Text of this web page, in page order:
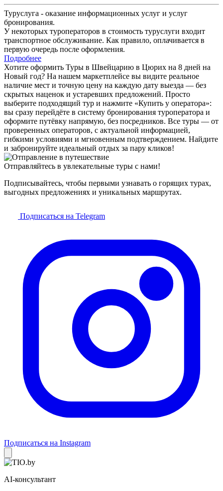
Туруслуга - оказание информационных услуг и услуг
бронирования.
У некоторых туроператоров в стоимость туруслуги входит
транспортное обслуживание. Как правило, оплачивается в
первую очередь после оформления.
Подробнее
Хотите оформить Туры в Швейцарию в Цюрих на 8 дней на
Новый год? На нашем маркетплейсе вы видите реальное
наличие мест и точную цену на каждую дату выезда — без
скрытых наценок и устаревших предложений. Просто
выберите подходящий тур и нажмите «Купить у оператора»:
вы сразу перейдёте в систему бронирования туроператора и
оформите путёвку напрямую, без посредников. Все туры — от
проверенных операторов, с актуальной информацией,
гибкими условиями и мгновенным подтверждением. Найдите
и забронируйте идеальный отдых за пару кликов!
Отправляйтесь в увлекательные туры с нами!
Подписывайтесь, чтобы первыми узнавать о горящих турах,
выгодных предложениях и уникальных маршрутах.
Подписаться на Telegram
Подписаться на Instagram
AI-консультант